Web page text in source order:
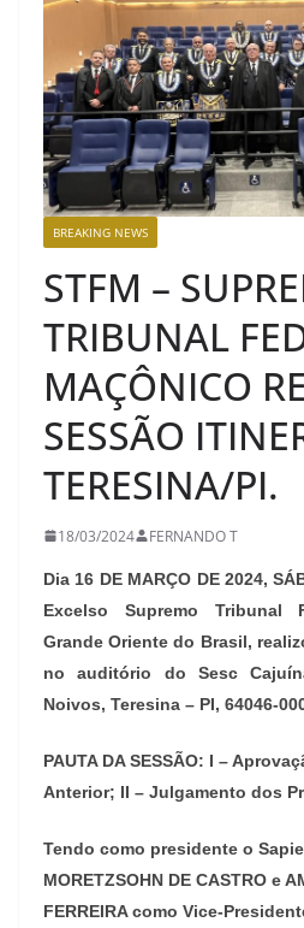
BREAKING NEWS
STFM –
TRIBUNAL
MAÇÔNICO
SESSÃO
TERESINA/PI.
18/03/2024 FERNANDO T
Dia 16 DE MARÇO DE 2024,
Excelso Supremo Tribunal
Grande Oriente do Brasil,
no auditório do Sesc
Noivos, Teresina – PI, 64046-
PAUTA DA SESSÃO: I –
Anterior; II – Julgamento dos
Tendo como presidente o
MORETZSOHN DE CASTRO e
FERREIRA como Vice-